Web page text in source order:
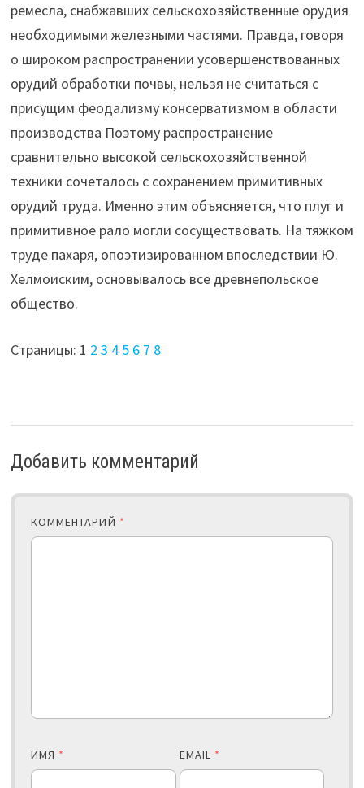
ремесла, снабжавших сельскохозяйственные орудия
необходимыми железными частями. Правда, говоря
о широком распространении усовершенствованных
орудий обработки почвы, нельзя не считаться с
присущим феодализму консерватизмом в области
производства Поэтому распространение
сравнительно высокой сельскохозяйственной
техники сочеталось с сохранением примитивных
орудий труда. Именно этим объясняется, что плуг и
примитивное рало могли сосуществовать. На тяжком
труде пахаря, опоэтизированном впоследствии Ю.
Хелмоиским, основывалось все древнепольское
общество.
Страницы: 1 2 3 4 5 6 7 8
Добавить комментарий
КОММЕНТАРИЙ *
ИМЯ * EMAIL *